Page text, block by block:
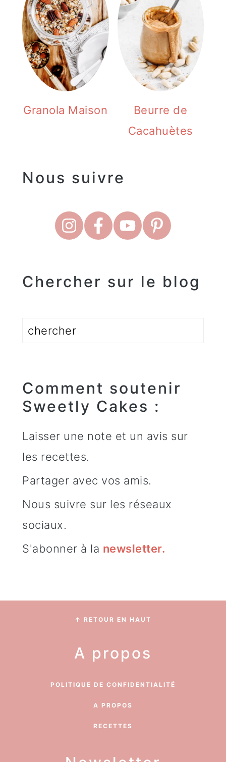
Granola Maison
Beurre de
Cacahuètes
Nous suivre
Chercher sur le blog
Comment soutenir
Sweetly Cakes :
Laisser une note et un avis sur
les recettes.
Partager avec vos amis.
Nous suivre sur les réseaux
sociaux.
S'abonner à la newsletter.
↑ RETOUR EN HAUT
A propos
POLITIQUE DE CONFIDENTIALITÉ
A PROPOS
RECETTES